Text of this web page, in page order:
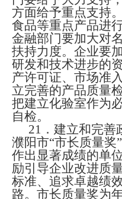
方面给予重点支持
食品等重点产品进
金融部门要加大对
扶持力度。企业要
研发和技术进步的
产许可证、市场准
立完善的产品质量
把建立化验室作为
自检。
21 ．建立和完
濮阳市“市长质量奖
作出显著成绩的单
励引导企业改进质
标准、追求卓越绩
路。市长质量奖为